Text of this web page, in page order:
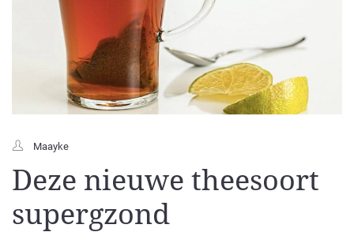
Maayke
Deze nieuwe theesoort
supergzond